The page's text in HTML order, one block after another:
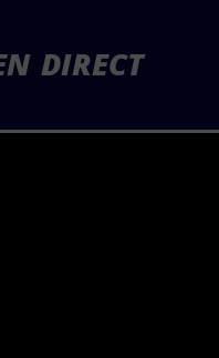
direct